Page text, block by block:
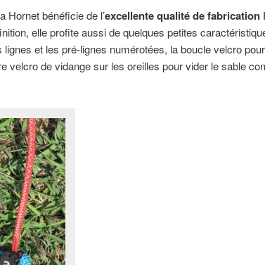
Hornet bénéficie de l’excellente qualité de fabrication
elle profite aussi de quelques petites
et les pré-lignes numérotées, la boucle velcro
velcro de vidange sur les oreilles pour vider le sable